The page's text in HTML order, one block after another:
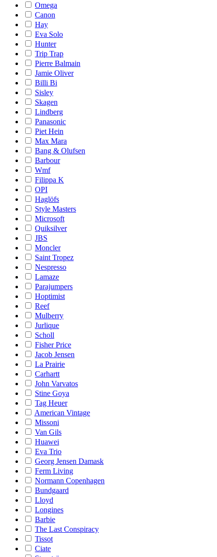
Omega
Canon
Hay
Eva Solo
Hunter
Trip Trap
Pierre Balmain
Jamie Oliver
Billi Bi
Sisley
Skagen
Lindberg
Panasonic
Piet Hein
Max Mara
Bang & Olufsen
Barbour
Wmf
Filippa K
OPI
Haglöfs
Style Masters
Microsoft
Quiksilver
JBS
Moncler
Saint Tropez
Nespresso
Lamaze
Parajumpers
Hoptimist
Reef
Mulberry
Jurlique
Scholl
Fisher Price
Jacob Jensen
La Prairie
Carhartt
John Varvatos
Stine Goya
Tag Heuer
American Vintage
Missoni
Van Gils
Huawei
Eva Trio
Georg Jensen Damask
Ferm Living
Normann Copenhagen
Bundgaard
Lloyd
Longines
Barbie
The Last Conspiracy
Tissot
Ciate